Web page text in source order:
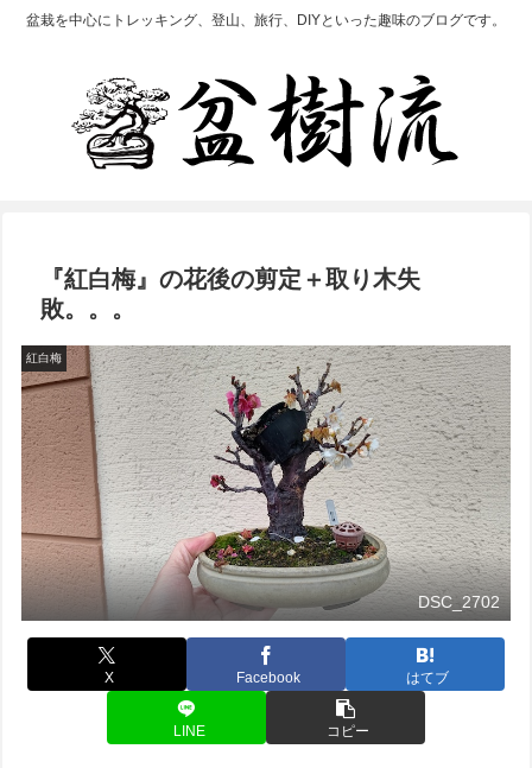
盆栽を中心にトレッキング、登山、旅行、DIYといった趣味のブログです。
『紅白梅』の花後の剪定＋取り木失
敗。。。
紅白梅
DSC_2702
X Facebook はてブ
LINE コピー